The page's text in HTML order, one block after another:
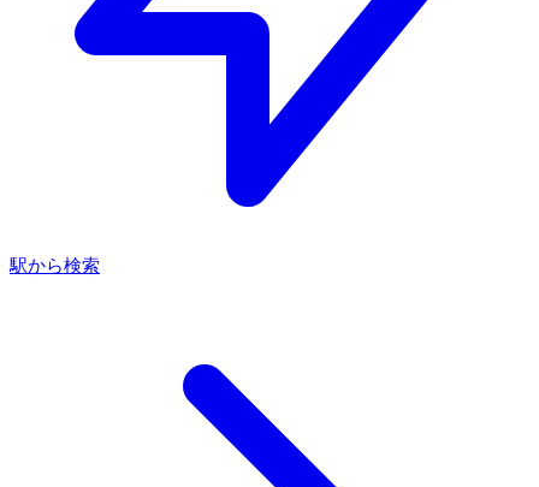
駅から検索